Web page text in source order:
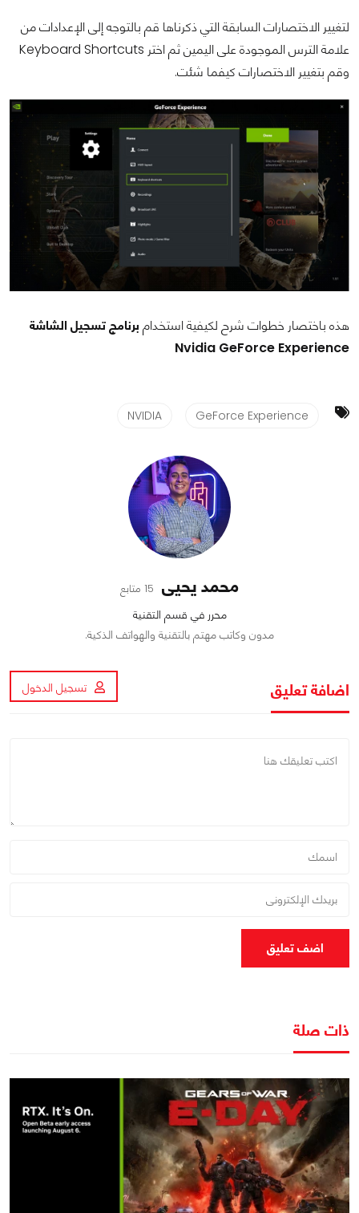
لتغيير الاختصارات السابقة التي ذكرناها قم بالتوجه إلى الإعدادات من
علامة الترس الموجودة على اليمين ثم اختر Keyboard Shortcuts
وقم بتغيير الاختصارات كيفما شئت.
هذه باختصار خطوات شرح لكيفية استخدام برنامج تسجيل الشاشة
Nvidia GeForce Experience
GeForce Experience
NVIDIA
محمد يحيى 15 متابع
محرر في قسم التقنية
مدون وكاتب مهتم بالتقنية والهواتف الذكية.
اضافة تعليق تسجيل الدخول
اضف تعليق
ذات صلة